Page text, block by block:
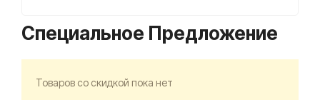
Специальное Предложение
Товаров со скидкой пока нет